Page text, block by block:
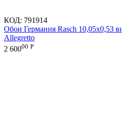
КОД: 791914
Обои Германия Rasch 10,05x0,53
Allegretto
2 60000 Р